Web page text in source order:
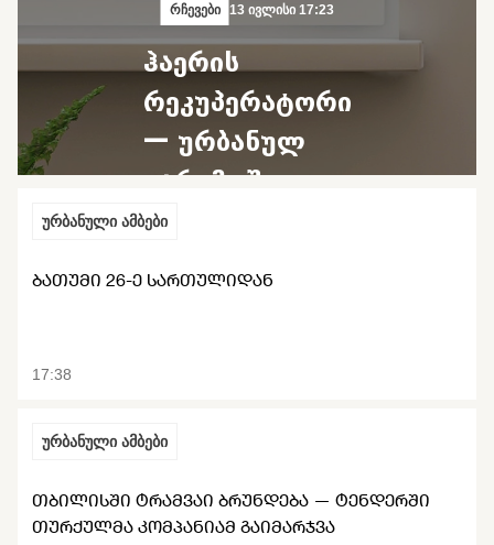
რჩევები 13 ივლისი 17:23
ჰაერის
რეკუპერატორი
— ურბანულ
გარემოში
დაბინძურებულ
ურბანული ამბები
ᲑᲐᲗᲣᲛᲘ 26-Ე ᲡᲐᲠᲗᲣᲚᲘᲓᲐᲜ
17:38
ურბანული ამბები
ᲗᲑᲘᲚᲘᲡᲨᲘ ᲢᲠᲐᲛᲕᲐᲘ ᲑᲠᲣᲜᲓᲔᲑᲐ — ᲢᲔᲜᲓᲔᲠᲨᲘ
ᲗᲣᲠᲥᲣᲚᲛᲐ ᲙᲝᲛᲞᲐᲜᲘᲐᲛ ᲒᲐᲘᲛᲐᲠᲯᲕᲐ